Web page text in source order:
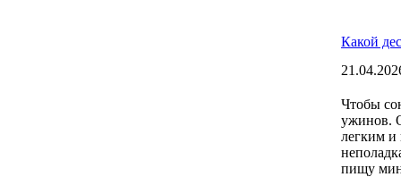
Какой
Чтобы
ужинов.
легким и
пищу